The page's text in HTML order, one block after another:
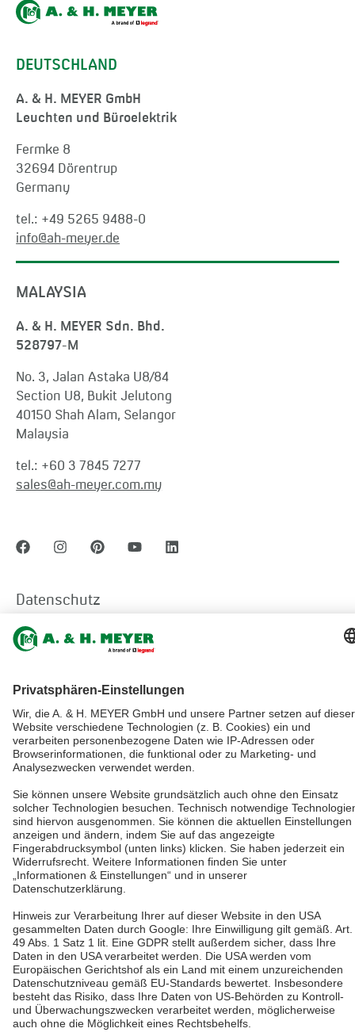
DEUTSCHLAND
A. & H. MEYER GmbH
Leuchten und Büroelektrik
Fermke 8
32694 Dörentrup
Germany
tel.: +49 5265 9488-0
info@ah-meyer.de
MALAYSIA
A. & H. MEYER Sdn. Bhd.
528797-M
No. 3, Jalan Astaka U8/84
Section U8, Bukit Jelutong
40150 Shah Alam, Selangor
Malaysia
tel.: +60 3 7845 7277
sales@ah-meyer.com.my
Datenschutz
Kontaktformular
Impressum
Ombudsmann
Gestaltung & Realisation+ | LOUIS